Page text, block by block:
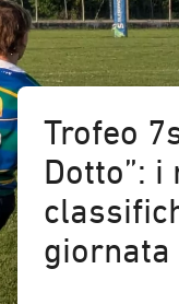
Trofeo
Dotto”:
giornata